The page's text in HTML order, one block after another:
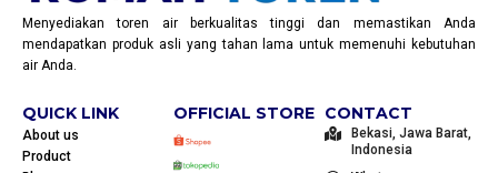
Menyediakan toren air berkualitas tinggi dan memastikan Anda
mendapatkan produk asli yang tahan lama untuk memenuhi kebutuhan
air Anda.
QUICK LINK
About us
Product
OFFICIAL STORE CONTACT
Bekasi, Jawa Barat,
Indonesia